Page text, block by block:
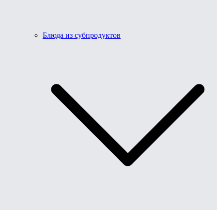
Блюда из субпродуктов